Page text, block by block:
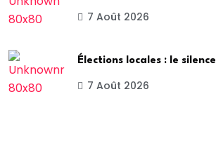
7 Août 2026
Élections locales : le silence
7 Août 2026